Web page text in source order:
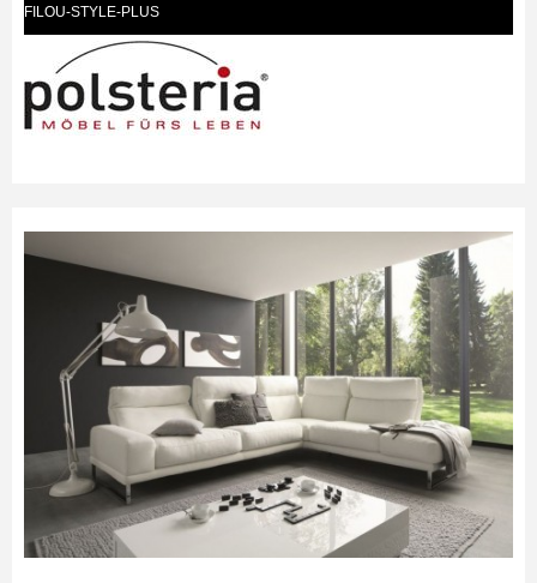
FILOU-STYLE-PLUS